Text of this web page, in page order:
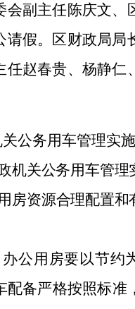
会副主任陈庆文、
请假。区财政局局
任赵春贵、杨静仁
公务用车管理实施
机关公务用车管理
房资源合理配置和
公用房要以节约
备严格按照标准